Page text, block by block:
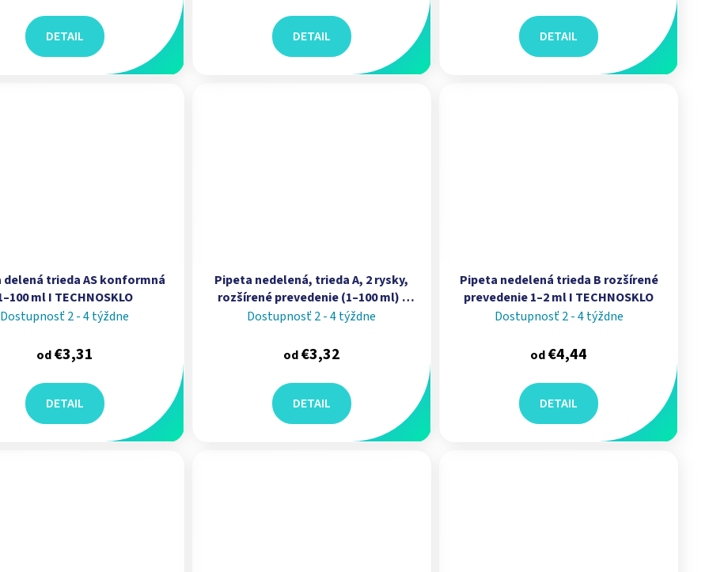
DETAIL DETAIL DETAIL
delená trieda AS konformná
ml I TECHNOSKLO
Dostupnosť 2 - 4 týždne
od€3,31
DETAIL
Pipeta nedelená, trieda A, 2 rysky,
rozšírené prevedenie (1–100 ml) I
ACADEMY
Dostupnosť 2 - 4 týždne
od€3,32
DETAIL
Pipeta nedelená trieda B rozšírené
prevedenie 1–2 ml I TECHNOSKLO
Dostupnosť 2 - 4 týždne
od€4,44
DETAIL